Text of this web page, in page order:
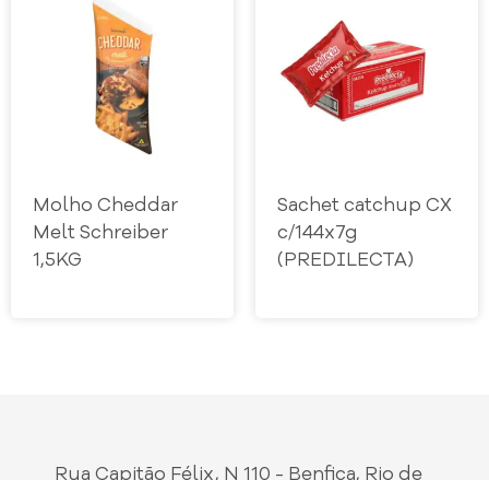
Molho Cheddar
Melt Schreiber
1,5KG
Sachet catchup CX
c/144x7g
(PREDILECTA)
Rua Capitão Félix, N 110 - Benfica, Rio de